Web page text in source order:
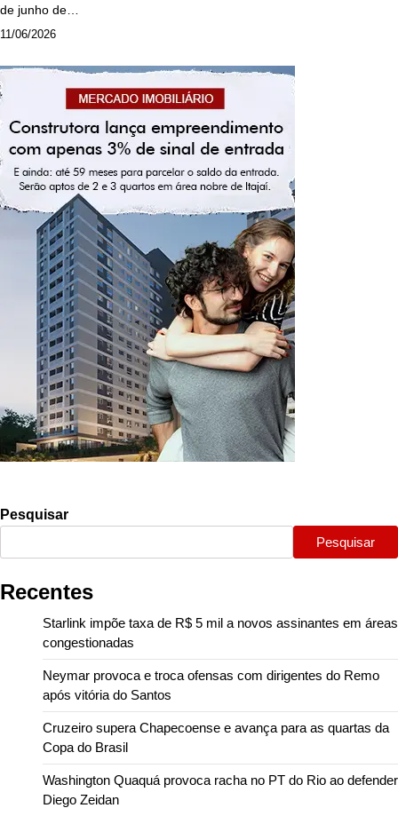
de junho de…
11/06/2026
Pesquisar
Pesquisar
Recentes
Starlink impõe taxa de R$ 5 mil a novos assinantes em áreas
congestionadas
Neymar provoca e troca ofensas com dirigentes do Remo
após vitória do Santos
Cruzeiro supera Chapecoense e avança para as quartas da
Copa do Brasil
Washington Quaquá provoca racha no PT do Rio ao defender
Diego Zeidan